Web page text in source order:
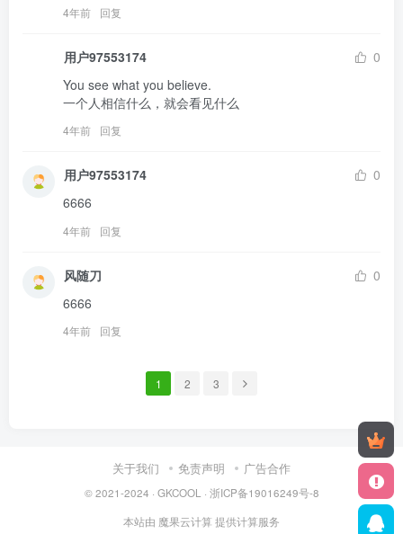
4年前 回复
用户97553174
0
You see what you believe.
一个人相信什么，就会看见什么
4年前 回复
用户97553174
0
6666
4年前 回复
风随刀
0
6666
4年前 回复
1 2 3
关于我们 免责声明 广告合作
© 2021-2024 · GKCOOL · 浙ICP备19016249号-8
本站由 魔果云计算 提供计算服务